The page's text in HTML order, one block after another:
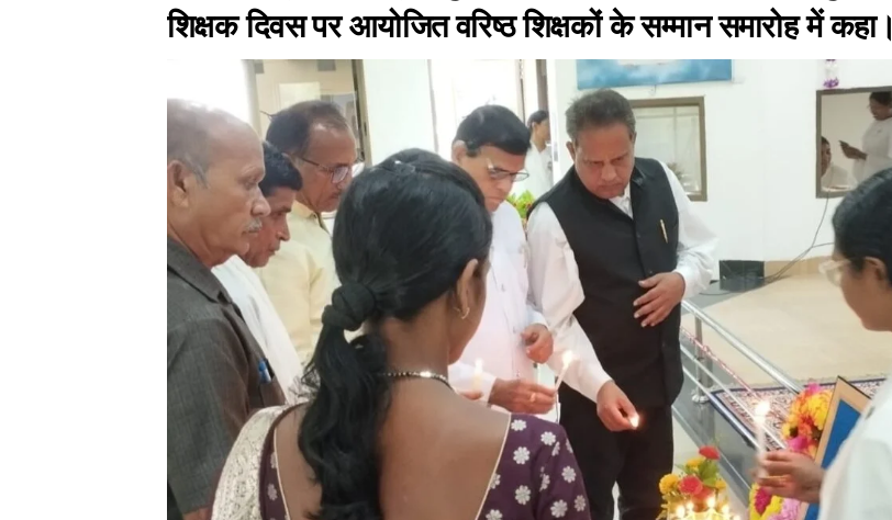
शिक्षक दिवस पर आयोजित वरिष्ठ शिक्षकों के सम्मान समारोह में कहा।